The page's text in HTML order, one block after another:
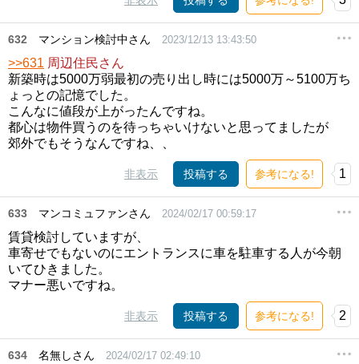
632 マンション検討中さん 2023/12/13 13:43:50
>>631 周辺住民さん
新築時は5000万弱最初の売り出し時には5000万～5100万ち
ょっとの記憶でした。
こんなに値段が上がったんですね。
都心は物件買うのを待っちゃいけないと思ってましたが
郊外でもそうなんですね、、
非表示 投稿する 参考になる! 1
633 マンコミュファンさん 2024/02/17 00:59:17
賃貸検討していますが、
車寄せでもないのにエントランスに車を駐車する人が今朝
いてひきました。
マナー悪いですね。
非表示 投稿する 参考になる! 2
634 名無しさん 2024/02/17 02:49:10